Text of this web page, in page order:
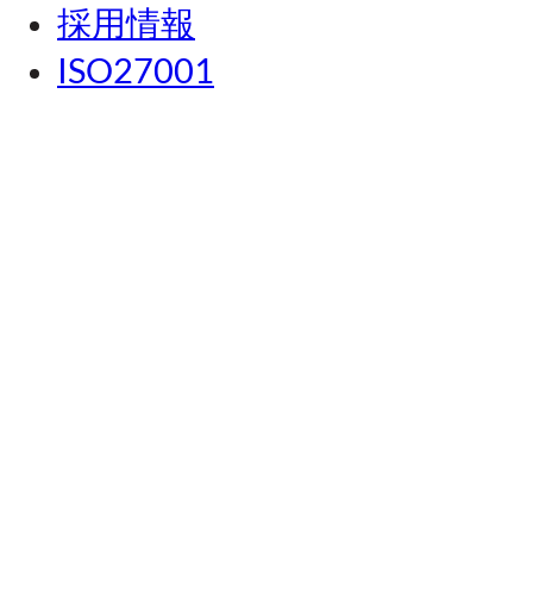
名古屋
関西
採用情報
ISO27001